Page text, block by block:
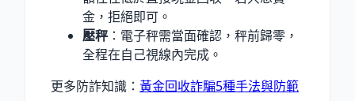
金，拒絕即可。
壓秤 ：電子秤需當面確認，秤前歸零，
全程在自己視線內完成。
更多防詐知識： 黃金回收詐騙5種手法與防範